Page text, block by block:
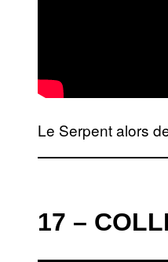
Le Serpent alors
17 –